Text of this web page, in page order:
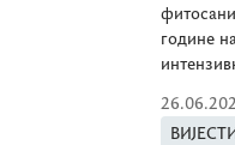
године